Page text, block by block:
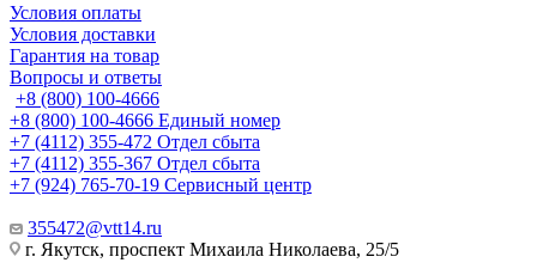
Условия оплаты
Условия доставки
Гарантия на товар
Вопросы и ответы
+8 (800) 100-4666
+8 (800) 100-4666 Единый номер
+7 (4112) 355-472 Отдел сбыта
+7 (4112) 355-367 Отдел сбыта
+7 (924) 765-70-19 Сервисный центр
355472@vtt14.ru
г. Якутск, проспект Михаила Николаева, 25/5